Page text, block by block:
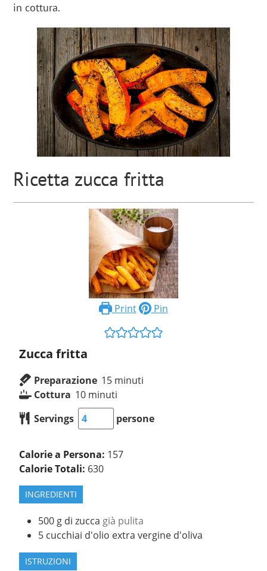
in cottura.
Ricetta zucca fritta
Print Pin
Zucca fritta
Preparazione 15 minuti
Cottura 10 minuti
Servings
persone
Calorie a Persona: 157
Calorie Totali: 630
INGREDIENTI
500 g di zucca già pulita
5 cucchiai d'olio extra vergine d'oliva
ISTRUZIONI